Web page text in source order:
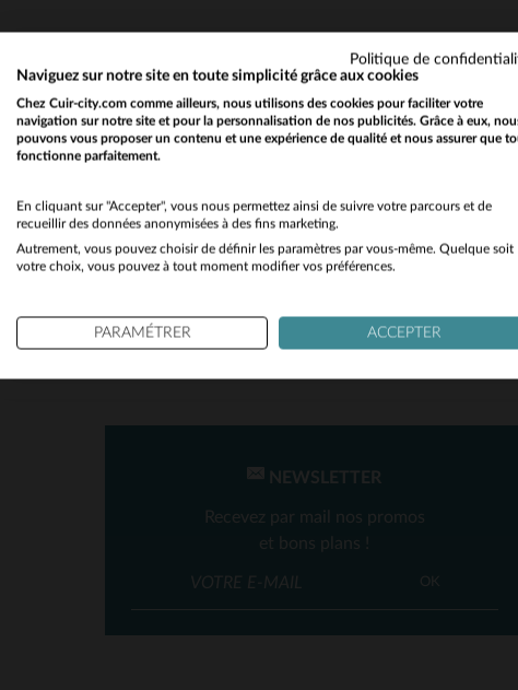
COUPE
Regular(1)
SAISON
Toutes Saisons
NEWSLETTER
Recevez par mail nos promos
et bons plans !
OK
Politique de
Naviguez sur notre site en toute simplicité grâce aux cookies
Chez Cuir-city.com comme ailleurs, nous utilisons des cookies pour faciliter votre
navigation sur notre site et pour la personnalisation de nos publicités. Grâce à eux,
pouvons vous proposer un contenu et une expérience de qualité et nous assurer que
fonctionne parfaitement.
En cliquant sur "Accepter", vous nous permettez ainsi de suivre votre parcours et de
recueillir des données anonymisées à des fins marketing.
Autrement, vous pouvez choisir de définir les paramètres par vous-même. Quelque soit
votre choix, vous pouvez à tout moment modifier vos préférences.
PARAMÉTRER ACCEPTER